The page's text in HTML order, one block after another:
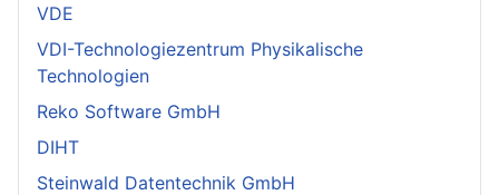
VDE
VDI-Technologiezentrum Physikalische
Technologien
Reko Software GmbH
DIHT
Steinwald Datentechnik GmbH